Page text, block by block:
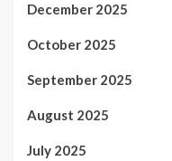
December 2025
October 2025
September 2025
August 2025
July 2025